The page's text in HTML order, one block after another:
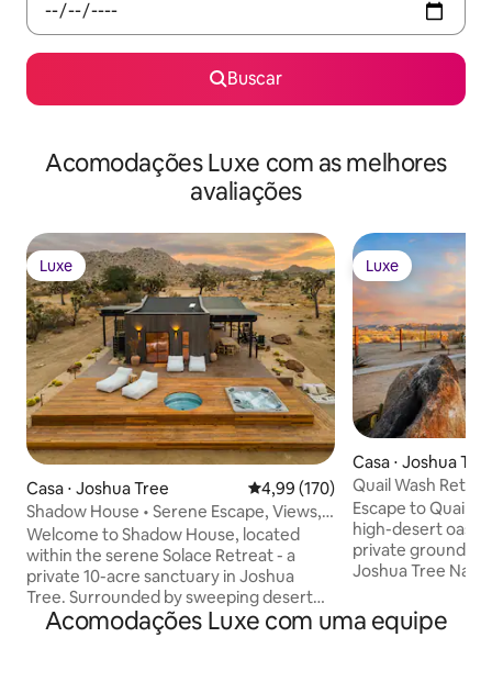
Buscar
Acomodações Luxe com as melhores
avaliações
Luxe
Luxe
Casa ⋅ Joshua Tree 4,99 de uma avaliação média de
4,99 (170)
Shadow House • Serene Escape, Views,
10-Acres, Spa
Welcome to Shadow House, located
within the serene Solace Retreat - a
private 10-acre sanctuary in Joshua
Tree. Surrounded by sweeping desert
views, Shadow House invites you to
embrace outdoor living at its finest.
Luxe
Luxe
Casa ⋅ Joshua
Quail Wash
Plunge, Spa
Escape to Quail
high-desert
private grounds
Joshua Tree
peace. Retreat to
or climate-
Acomodações Luxe com uma equipe